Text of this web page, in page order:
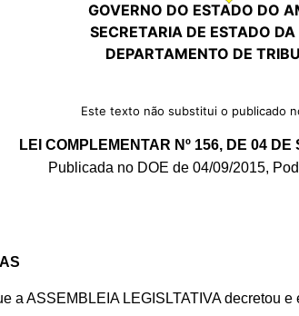
GOVERNO DO ESTADO DO
SECRETARIA DE ESTADO
DEPARTAMENTO DE
Este texto não substitui o publicado
LEI COMPLEMENTAR Nº 156, DE 04
Publicada no DOE de 04/09/2015,
a ASSEMBLEIA LEGISLTATIVA decretou